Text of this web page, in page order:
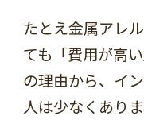
たとえ金属アレ
ても「費用が高
の理由から、イ
人は少なくあり